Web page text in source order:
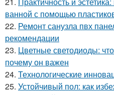
ванной с помощью
22. Ремонт санузла пвх
рекомендации
23. Цветные светодиоды:
почему он важен
24. Технологические
25. Устойчивый пол: как